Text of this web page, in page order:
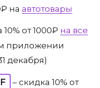
на автотовары
10% от 1000₽ на все
приложении
декабря)
– скидка 10% от